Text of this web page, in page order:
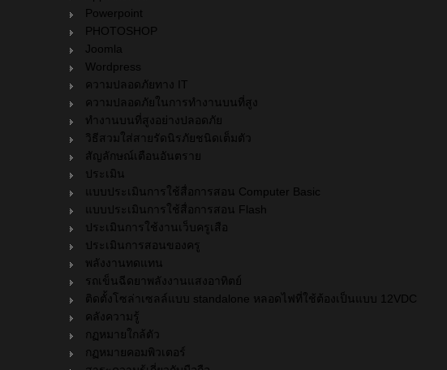
Powerpoint
PHOTOSHOP
Joomla
Wordpress
ความปลอดภัยทาง IT
ความปลอดภัยในการทำงานบนที่สูง
ทำงานบนที่สูงอย่างปลอดภัย
วิธีสวมใส่สายรัดนิรภัยชนิดเต็มตัว
สัญลักษณ์เตือนอันตราย
ประเมิน
แบบประเมินการใช้สื่อการสอน Computer Basic
แบบประเมินการใช้สื่อการสอน Flash
ประเมินการใช้งานเว็บครูเสือ
ประเมินการสอนของครู
พลังงานทดแทน
รถเข็นฉีดยาพลังงานแสงอาทิตย์
ติดตั้งโซล่าเซลล์แบบ standalone หลอดไฟที่ใช้ต้องเป็นแบบ 12VDC
คลังความรู้
กฏหมายใกล้ตัว
กฏหมายคอมพิวเตอร์